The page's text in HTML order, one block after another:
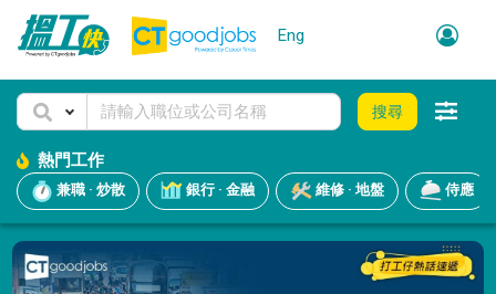
Eng
搜尋
熱門工作
兼職 · 炒散 銀行 · 金融 維修 · 地盤 侍應